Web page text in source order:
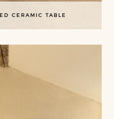
CERAMIC TABLE